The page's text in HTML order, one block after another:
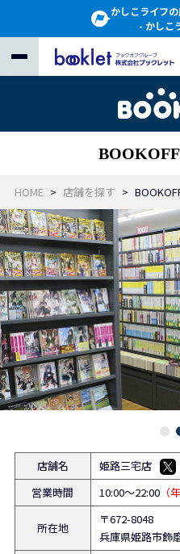
かしこライフ
- かしこ
HOME 店舗を探す
店舗名
姫路三宅店
営業時間
10:00～22:00（
所在地
〒672-8048
兵庫県姫路市飾